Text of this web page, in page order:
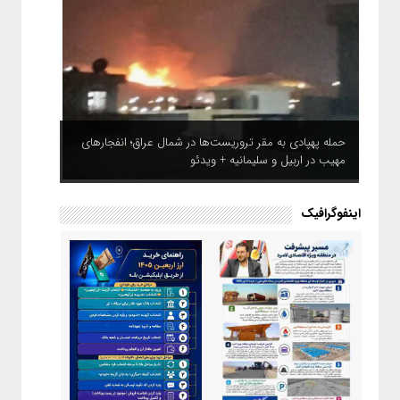
حمله پهپادی به مقر تروریست‌ها در شمال عراق؛ انفجارهای
مهیب در اربیل و سلیمانیه + ویدئو
اینفوگرافیک